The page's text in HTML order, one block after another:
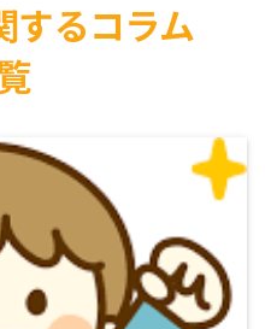
するコラム